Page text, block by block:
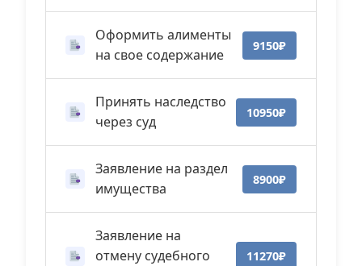
Оформить алименты
на свое содержание
9150₽
Принять наследство
через суд
10950₽
Заявление на раздел
имущества
8900₽
Заявление на
отмену судебного
11270₽